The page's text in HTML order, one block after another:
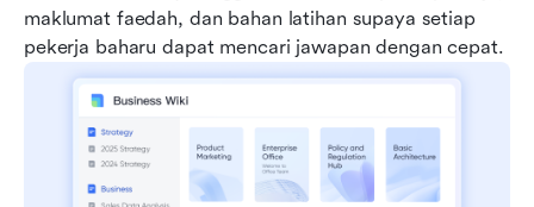
maklumat faedah, dan bahan latihan supaya setiap
pekerja baharu dapat mencari jawapan dengan cepat.